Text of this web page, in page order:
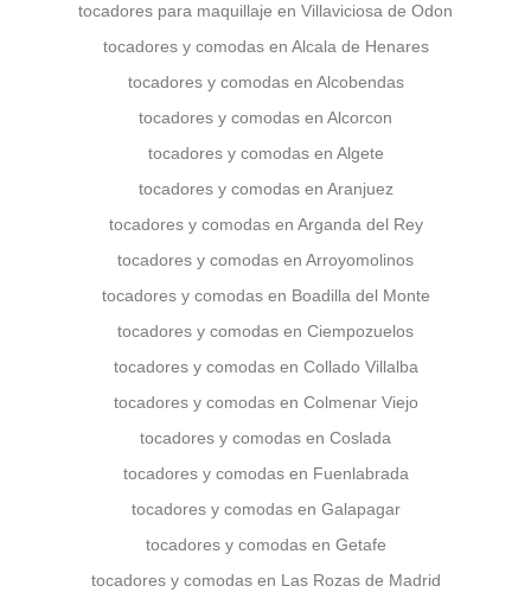
tocadores para maquillaje en Villaviciosa de Odon
tocadores y comodas en Alcala de Henares
tocadores y comodas en Alcobendas
tocadores y comodas en Alcorcon
tocadores y comodas en Algete
tocadores y comodas en Aranjuez
tocadores y comodas en Arganda del Rey
tocadores y comodas en Arroyomolinos
tocadores y comodas en Boadilla del Monte
tocadores y comodas en Ciempozuelos
tocadores y comodas en Collado Villalba
tocadores y comodas en Colmenar Viejo
tocadores y comodas en Coslada
tocadores y comodas en Fuenlabrada
tocadores y comodas en Galapagar
tocadores y comodas en Getafe
tocadores y comodas en Las Rozas de Madrid